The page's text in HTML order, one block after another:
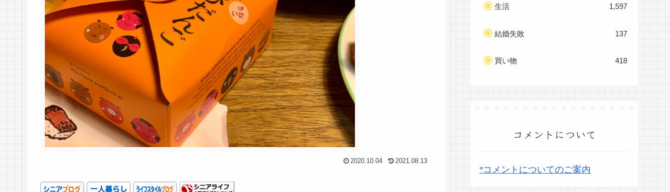
2020.10.04 2021.08.13
生活 1,597
結婚失敗 137
買い物 418
コメントについて
*コメントについてのご案内